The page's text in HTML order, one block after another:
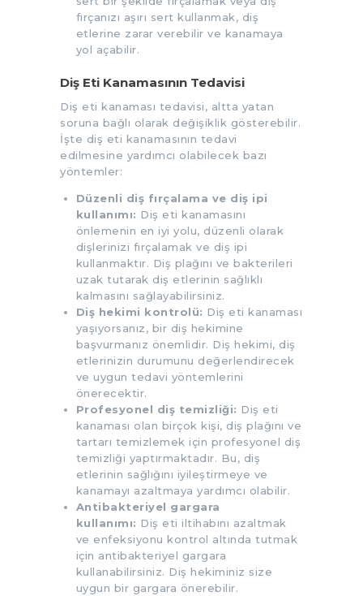
fırçanızı aşırı sert kullanmak, diş
etlerine zarar verebilir ve kanamaya
yol açabilir.
Diş Eti Kanamasının Tedavisi
Diş eti kanaması tedavisi, altta yatan
soruna bağlı olarak değişiklik gösterebilir.
İşte diş eti kanamasının tedavi
edilmesine yardımcı olabilecek bazı
yöntemler:
Düzenli diş fırçalama ve diş ipi
kullanımı: Diş eti kanamasını
önlemenin en iyi yolu, düzenli olarak
dişlerinizi fırçalamak ve diş ipi
kullanmaktır. Diş plağını ve bakterileri
uzak tutarak diş etlerinin sağlıklı
kalmasını sağlayabilirsiniz.
Diş hekimi kontrolü: Diş eti kanaması
yaşıyorsanız, bir diş hekimine
başvurmanız önemlidir. Diş hekimi, diş
etlerinizin durumunu değerlendirecek
ve uygun tedavi yöntemlerini
önerecektir.
Profesyonel diş temizliği: Diş eti
kanaması olan birçok kişi, diş plağını ve
tartarı temizlemek için profesyonel diş
temizliği yaptırmaktadır. Bu, diş
etlerinin sağlığını iyileştirmeye ve
kanamayı azaltmaya yardımcı olabilir.
Antibakteriyel gargara
kullanımı: Diş eti iltihabını azaltmak
ve enfeksiyonu kontrol altında tutmak
için antibakteriyel gargara
kullanabilirsiniz. Diş hekiminiz size
uygun bir gargara önerebilir.